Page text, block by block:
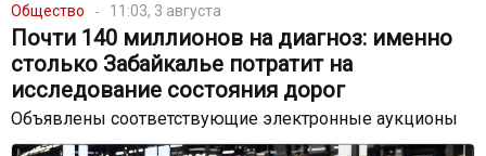
Общество 11:03, 3 августа
Почти 140 миллионов на диагноз: именно
столько Забайкалье потратит на
исследование состояния дорог
Объявлены соответствующие электронные аукционы